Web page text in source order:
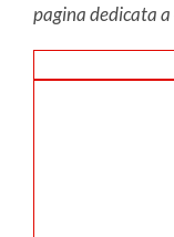
pagina dedicata